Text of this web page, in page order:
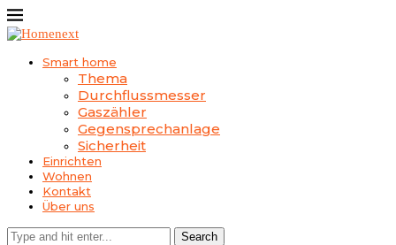
Smart home
Thema
Durchflussmesser
Gaszähler
Gegensprechanlage
Sicherheit
Einrichten
Wohnen
Kontakt
Über uns
Search